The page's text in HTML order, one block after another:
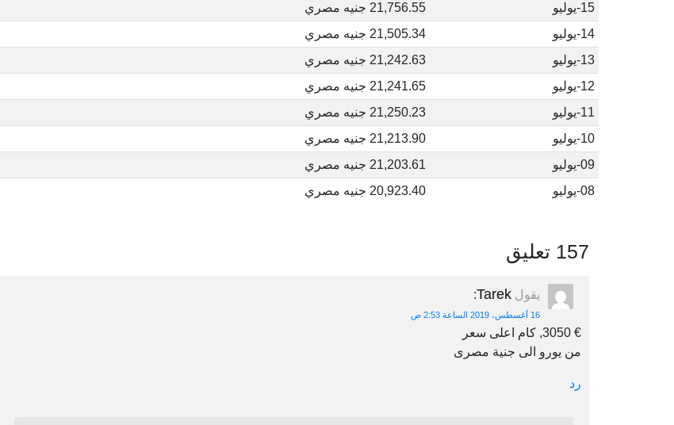
15-يوليو
21,756.55 جنيه مصري
14-يوليو
21,505.34 جنيه مصري
13-يوليو
21,242.63 جنيه مصري
12-يوليو
21,241.65 جنيه مصري
11-يوليو
21,250.23 جنيه مصري
10-يوليو
21,213.90 جنيه مصري
09-يوليو
21,203.61 جنيه مصري
08-يوليو
20,923.40 جنيه مصري
157 تعليق
يقول Tarek
:
16 أغسطس، 2019 الساعة 2:53 ص
€ 3050, كام اعلى سعر
من يورو الى جنية مصرى
رد